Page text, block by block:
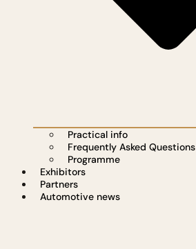
Practical info
Frequently Asked Questions
Programme
Exhibitors
Partners
Automotive news